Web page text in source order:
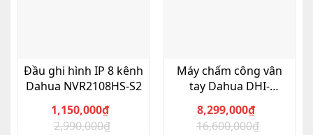
Đầu ghi hình IP 8 kênh
Dahua NVR2108HS-S2
2,990,000₫
Giá
1,150,000₫
Giá
Máy chấm công vân
tay Dahua DHI-
16,600,000₫
Giá
8,299,000₫
Giá